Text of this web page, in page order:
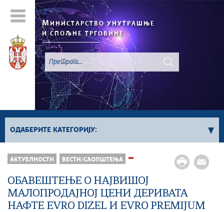
М ИНИСТАРСТВО УНУТРАШЊЕ
И СПОЉНЕ ТРГОВИНЕ
ОДАБЕРИТЕ КАТЕГОРИЈУ:
Регистар „Не Зови“
Све вести
АКТУЕЛНОСТИ ВЕСТИ/САОПШТЕЊА
ОБАВЕШТЕЊЕ О НАЈВИШОЈ
МАЛОПРОДАЈНОЈ ЦЕНИ ДЕРИВАТА
НАФТЕ EVRO DIZEL И EVRO PREMIJUM